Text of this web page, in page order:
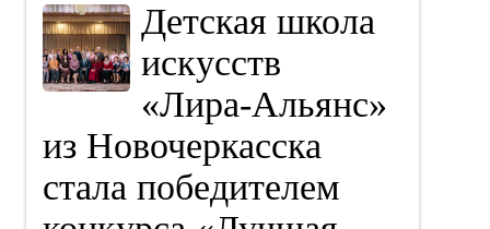
Детская школа
искусств
«Лира‑Альянс»
из Новочеркасска
стала победителем